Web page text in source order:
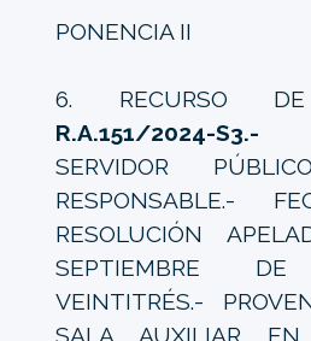
PONENCIA II
6. RECURSO DE
R.A.151/2024-
SERVIDOR
RESPONSABLE.-
RESOLUCIÓN
SEPTIEMBRE
VEINTITRÉS.-
SALA AUXILIAR